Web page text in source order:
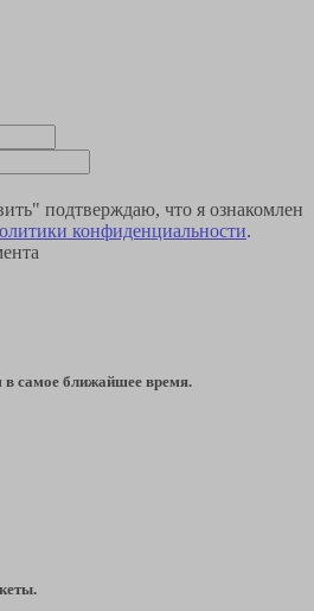
подтверждаю, что я ознакомлен
конфиденциальности.
самое ближайшее время.